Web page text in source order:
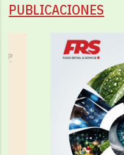
PUBLICACIONES